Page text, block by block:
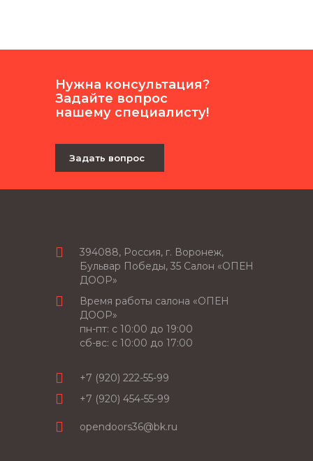
Нужна консультация?
Задайте вопрос
нашему специалисту!
Задать вопрос
394088, Россия, г. Воронеж,
Бульвар Победы, 35 Салон «ОПЕН
ДООР»
Время работы салона «ОПЕН
ДООР»
пн-пт: c 10:00 до 19:00
сб-вс: с 10:00 до 17:00
+7 (920) 222-55-99
+7 (920) 454-55-99
opendoors36@bk.ru